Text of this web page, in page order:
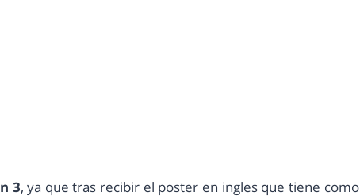
3, ya que tras recibir el poster en ingles que tiene como